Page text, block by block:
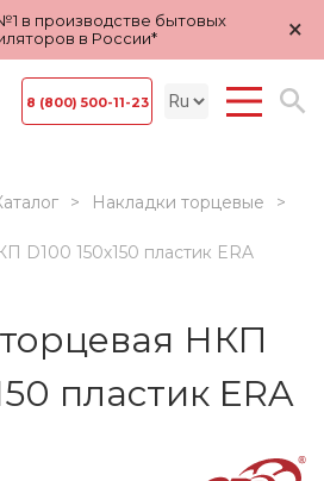
в производстве бытовых
в России*
×
8 (800) 500-11-23
Накладки торцевые
D100 150х150 пластик ERA
НКП
пластик ERA